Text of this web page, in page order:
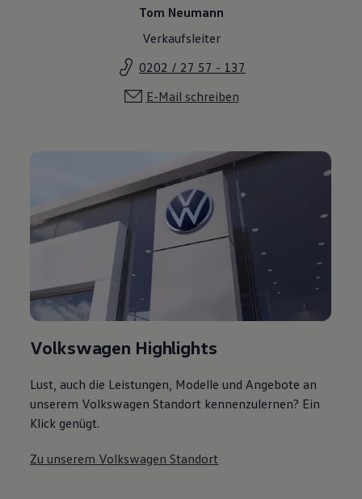
Tom Neumann
Verkaufsleiter
0202 / 27 57 - 137
E-Mail schreiben
Volkswagen Highlights
Lust, auch die Leistungen, Modelle und Angebote an
unserem Volkswagen Standort kennenzulernen? Ein
Klick genügt.
Zu unserem Volkswagen Standort